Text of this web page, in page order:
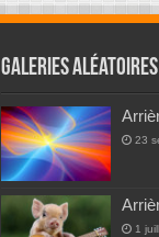
Galeries Aléatoires
23
1